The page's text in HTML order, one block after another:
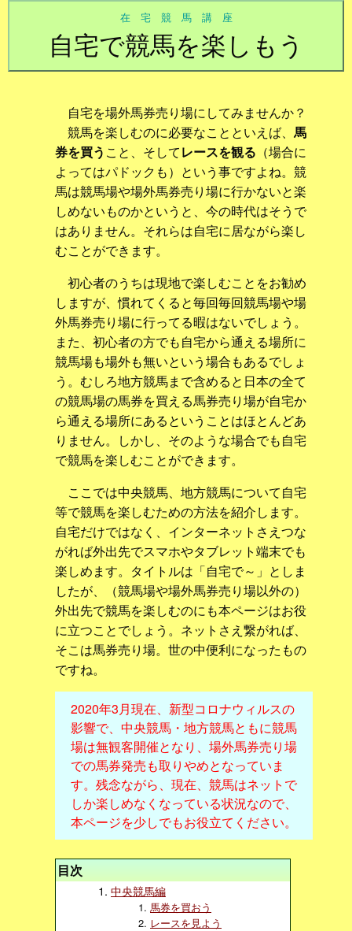
在 宅 競 馬 講 座
自宅で競馬を楽しもう
自宅を場外馬券売り場にしてみませんか？
競馬を楽しむのに必要なことといえば、 馬
券を買う こと、そしてレースを観る （場合に
よってはパドックも）という事ですよね。競
馬は競馬場や場外馬券売り場に行かないと楽
しめないものかというと、今の時代はそうで
はありません。それらは自宅に居ながら楽し
むことができます。
初心者のうちは現地で楽しむことをお勧め
しますが、慣れてくると毎回毎回競馬場や場
外馬券売り場に行ってる暇はないでしょう。
また、初心者の方でも自宅から通える場所に
競馬場も場外も無いという場合もあるでしょ
う。むしろ地方競馬まで含めると日本の全て
の競馬場の馬券を買える馬券売り場が自宅か
ら通える場所にあるということはほとんどあ
りません。しかし、そのような場合でも自宅
で競馬を楽しむことができます。
ここでは中央競馬、地方競馬について自宅
等で競馬を楽しむための方法を紹介します。
自宅だけではなく、インターネットさえつな
がれば外出先でスマホやタブレット端末でも
楽しめます。タイトルは「自宅で～」としま
したが、（競馬場や場外馬券売り場以外の）
外出先で競馬を楽しむのにも本ページはお役
に立つことでしょう。ネットさえ繋がれば、
そこは馬券売り場。世の中便利になったもの
ですね。
2020年3月現在、新型コロナウィルスの
影響で、中央競馬・地方競馬ともに競馬
場は無観客開催となり、場外馬券売り場
での馬券発売も取りやめとなっていま
す。残念ながら、現在、競馬はネットで
しか楽しめなくなっている状況なので、
本ページを少しでもお役立てください。
目次
中央競馬編
馬券を買おう
レースを見よう